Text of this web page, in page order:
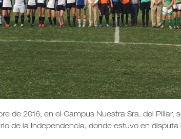
de 2016, en el Campus Nuestra Sra. del
de la Independencia, donde estuvo en disputa